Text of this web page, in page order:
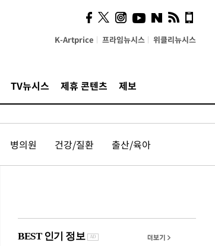
K-Artprice 프라임뉴시스 위클리뉴시스
TV뉴시스 제휴 콘텐츠 제보
병의원 건강/질환 출산/육아
계…'고급 가요'의 주체적
영토